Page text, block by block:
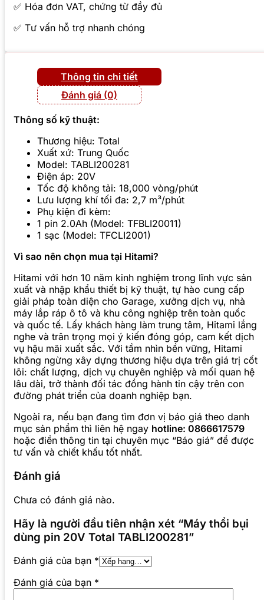
✅ Hóa đơn VAT, chứng từ đầy đủ
✅ Tư vấn hỗ trợ nhanh chóng
Thông tin chi tiết
Đánh giá (0)
Thông số kỹ thuật:
Thương hiệu: Total
Xuất xứ: Trung Quốc
Model: TABLI200281
Điện áp: 20V
Tốc độ không tải: 18,000 vòng/phút
Lưu lượng khí tối đa: 2,7 m³/phút
Phụ kiện đi kèm:
1 pin 2.0Ah (Model: TFBLI20011)
1 sạc (Model: TFCLI2001)
Vì sao nên chọn mua tại Hitami?
Hitami với hơn 10 năm kinh nghiệm trong lĩnh vực sản
xuất và nhập khẩu thiết bị kỹ thuật, tự hào cung cấp
giải pháp toàn diện cho Garage, xưởng dịch vụ, nhà
máy lắp ráp ô tô và khu công nghiệp trên toàn quốc
và quốc tế. Lấy khách hàng làm trung tâm, Hitami lắng
nghe và trân trọng mọi ý kiến đóng góp, cam kết dịch
vụ hậu mãi xuất sắc. Với tầm nhìn bền vững, Hitami
không ngừng xây dựng thương hiệu dựa trên giá trị cốt
lõi: chất lượng, dịch vụ chuyên nghiệp và mối quan hệ
lâu dài, trở thành đối tác đồng hành tin cậy trên con
đường phát triển của doanh nghiệp bạn.
Ngoài ra, nếu bạn đang tìm đơn vị báo giá theo danh
mục sản phẩm thì liên hệ ngay hotline: 0866617579
hoặc điền thông tin tại chuyên mục “Báo giá” để được
tư vấn và chiết khấu tốt nhất.
Đánh giá
Chưa có đánh giá nào.
Hãy là người đầu tiên nhận xét “Máy thổi bụi
dùng pin 20V Total TABLI200281”
Đánh giá của bạn *
Đánh giá của bạn *